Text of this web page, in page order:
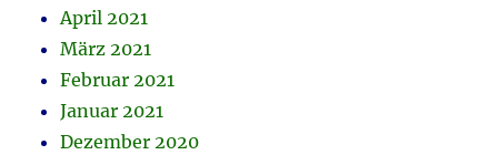
April 2021
März 2021
Februar 2021
Januar 2021
Dezember 2020